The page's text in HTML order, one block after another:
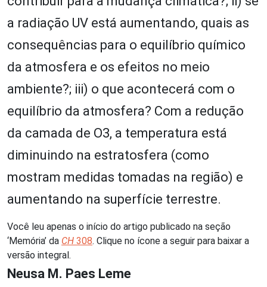
a radiação UV está aumentando, quais as
consequências para o equilíbrio químico
da atmosfera e os efeitos no meio
ambiente?; iii) o que acontecerá com o
equilíbrio da atmosfera? Com a redução
da camada de O3, a temperatura está
diminuindo na estratosfera (como
mostram medidas tomadas na região) e
aumentando na superfície terrestre.
Você leu apenas o início do artigo publicado na seção
‘Memória’ da CH 308. Clique no ícone a seguir para baixar a
versão integral.
Neusa M. Paes Leme